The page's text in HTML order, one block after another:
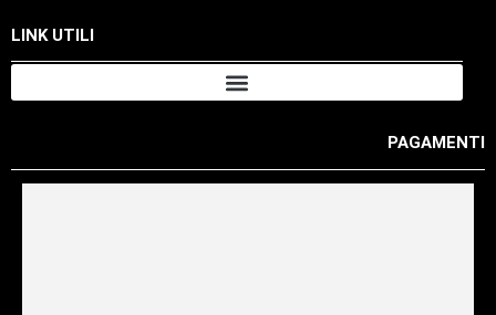
LINK UTILI
PAGAMENTI